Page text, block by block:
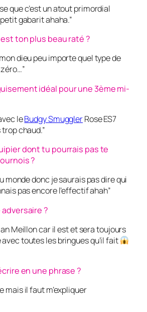
que c’est un atout primordial
gabarit ahaha.”
ton plus beau raté ?
dieu peu importe quel type de
idéal pour une 3ème mi-
leBudgy SmugglerRose ES7
chaud.”
dont tu pourrais pas te
?
monde donc je saurais pas dire qui
pas encore l’effectif ahah”
?
Meillon car il est et sera toujours
toutes les bringues qu’il fait
en une phrase ?
mais il faut m’expliquer